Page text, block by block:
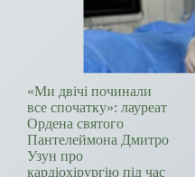
«Ми двічі починали
все спочатку»: лауреат
Ордена святого
Пантелеймона Дмитро
Узун про
кардіохірургію під час